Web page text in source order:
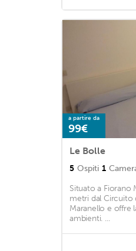
a partire da
99€
Le Bolle
5 Ospiti 1
Situato a Fiorano
metri dal Circuito
Maranello e offre
ambienti. ...